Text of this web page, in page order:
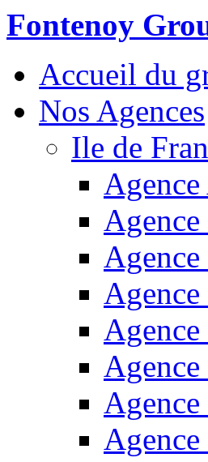
Fontenoy
Accueil du
Nos Agences
Ile de
Agence
Agence